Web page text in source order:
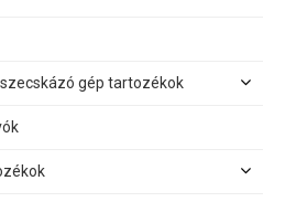
gép tartozékok